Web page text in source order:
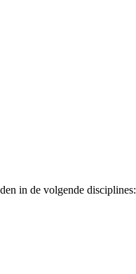
in de volgende disciplines: